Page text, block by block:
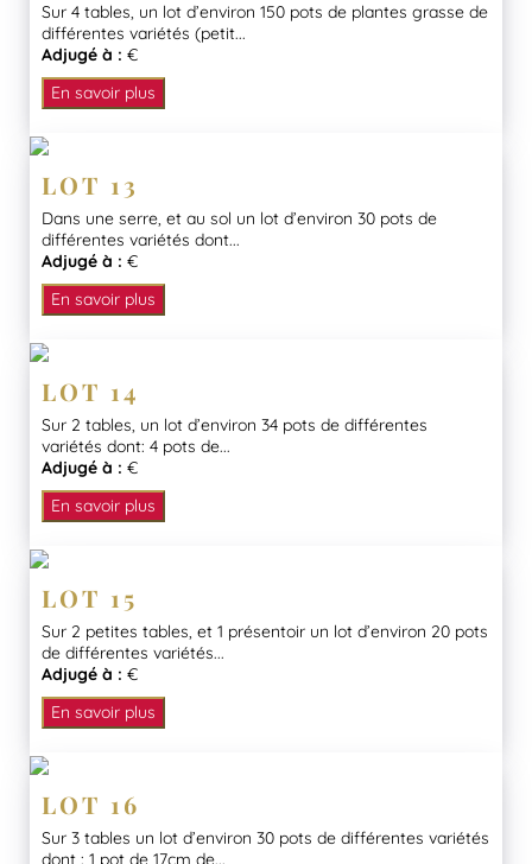
Sur 4 tables, un lot d’environ 150 pots de plantes grasse de
différentes variétés (petit...
Adjugé à : €
En savoir plus
LOT 13
Dans une serre, et au sol un lot d’environ 30 pots de
différentes variétés dont...
Adjugé à : €
En savoir plus
LOT 14
Sur 2 tables, un lot d’environ 34 pots de différentes
variétés dont: 4 pots de...
Adjugé à : €
En savoir plus
LOT 15
Sur 2 petites tables, et 1 présentoir un lot d’environ 20 pots
de différentes variétés...
Adjugé à : €
En savoir plus
LOT 16
Sur 3 tables un lot d’environ 30 pots de différentes variétés
dont : 1 pot de 17cm de...